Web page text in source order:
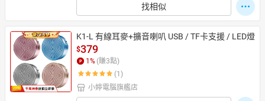
找相似
K1-L 有線耳麥+擴音喇叭 USB / TF卡支援 / LED燈
$379
1 % (賺3點)
(1)
小婷電腦旗艦店